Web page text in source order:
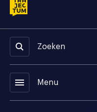
Zoeken
menu Menu